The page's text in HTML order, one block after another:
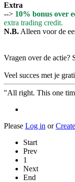
Extra
--> 10% bonus over
extra trading credit.
N.B. Alleen voor de
Vragen over de actie?
Veel succes met je
"All right. This one
Please Log in or
Start
Prev
1
Next
End